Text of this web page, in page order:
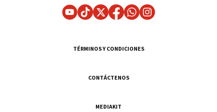
TÉRMINOS Y CONDICIONES
CONTÁCTENOS
MEDIAKIT